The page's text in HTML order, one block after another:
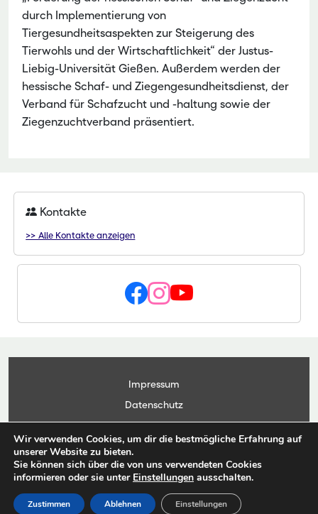
durch Implementierung von
Tiergesundheitsaspekten zur Steigerung des
Tierwohls und der Wirtschaftlichkeit“ der Justus-
Liebig-Universität Gießen. Außerdem werden der
hessische Schaf- und Ziegengesundheitsdienst, der
Verband für Schafzucht und -haltung sowie der
Ziegenzuchtverband präsentiert.
Kontakte
>> Alle Kontakte anzeigen
Impressum
Datenschutz
Kontakt
Anwendungsportal
© Copyright Landesbetrieb Landwirtschaft Hessen 2026
Wir verwenden Cookies, um dir die bestmögliche Erfahrung auf
unserer Website zu bieten.
Sie können sich über die von uns verwendeten Cookies
informieren oder sie unter Einstellungen ausschalten.
Zustimmen Ablehnen Einstellungen